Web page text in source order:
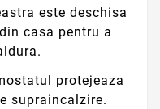
este deschisa
casa pentru a
protejeaza
supraincalzire.